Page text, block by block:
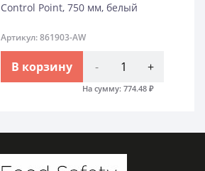
Control Point, 750 мм, белый
Артикул: 861903-AW
В корзину - +
На сумму: 774.48₽